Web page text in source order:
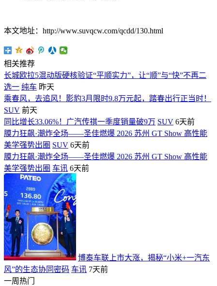
本文地址：http://www.suvqcw.com/qcdd/130.html
相关推荐
长城欧拉5混动版硬核验证“平顺实力”，让“顺”与“快”不再二
选一 纯车 昨天
乘春风，去追风！影豹3月限时9.8万元起，踏春出行正当时！
SUV 前天
同比增长33.06%！广汽传祺一季度销量破9万 SUV 6天前
膜力狂飙·潮炸全场——圣佳燃爆 2026 苏州 GT Show 高性能
美学强势出圈 SUV 6天前
膜力狂飙·潮炸全场——圣佳燃爆 2026 苏州 GT Show 高性能
美学强势出圈 车讯 6天前
博泰车联上市大涨，揭秘“小米+一汽东
风”的生态协同密码 车讯 7天前
一周热门